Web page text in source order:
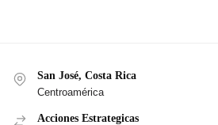
San José, Costa Rica
Centroamérica
Acciones Estrategicas